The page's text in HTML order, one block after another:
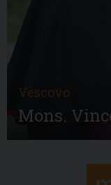
Vescovo
Mons.